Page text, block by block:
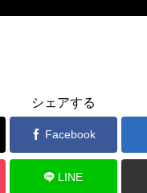
シェアする
Facebook
LINE